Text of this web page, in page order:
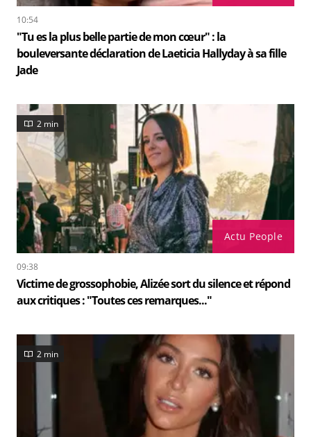
10:54
"Tu es la plus belle partie de mon cœur" : la
bouleversante déclaration de Laeticia Hallyday à sa fille
Jade
Actu People
2 min
09:38
Victime de grossophobie, Alizée sort du silence et répond
aux critiques : "Toutes ces remarques..."
2 min